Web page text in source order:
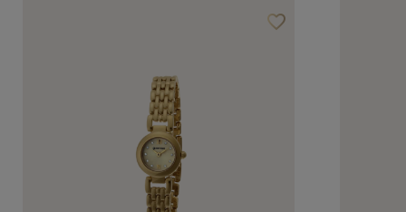
favorite_borderAjouter à vos favoris